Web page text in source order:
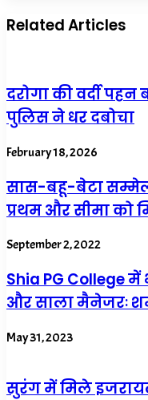
Related Articles
दरोगा की वर्दी
पुलिस ने धर दबोचा
February 18, 2026
सास-बहू-बेटा
प्रथम और सीमा को
September 2, 2022
Shia PG College
और साला मैनेजरः
May 31, 2023
सुरंग में मिले